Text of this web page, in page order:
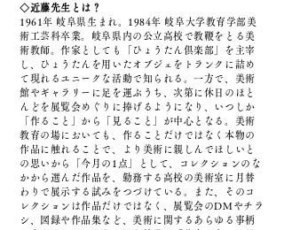
◇近藤先生とは？
1961年 岐阜県生まれ。1984年 岐阜大学教育学部美
術工芸科卒業。岐阜県内の公立高校で教鞭をとる美
術教師。作家としても「ひょうたん倶楽部」を主宰
し、ひょうたんを用いたオブジェをトランクに詰め
て現れるユニークな活動で知られる。一方で、美術
館やギャラリーに足を運ぶうち、次第に休日のほと
んどを展覧会めぐりに捧げるようになり、いつしか
「作ること」から「見ること」が中心となる。美術
教育の場においても、作ることだけではなく本物の
作品に触れることで、より美術に親しんでほしいと
の思いから「今月の1点」として、コレクションのな
かから選んだ作品を、勤務する高校の美術室に月替
わりで展示する試みをつづけている。また、そのコ
レクションは作品だけではなく、展覧会のDMやチラ
シ、図録や作品集など、美術に関するあらゆる事柄